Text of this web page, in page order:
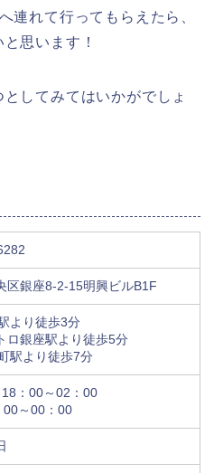
連れて行ってもらえたら、
思います！
してみてはいかがでしょ
区銀座8-2-15明興ビルB1F
より徒歩3分
ロ銀座駅より徒歩5分
駅より徒歩7分
：00～02：00
～00：00